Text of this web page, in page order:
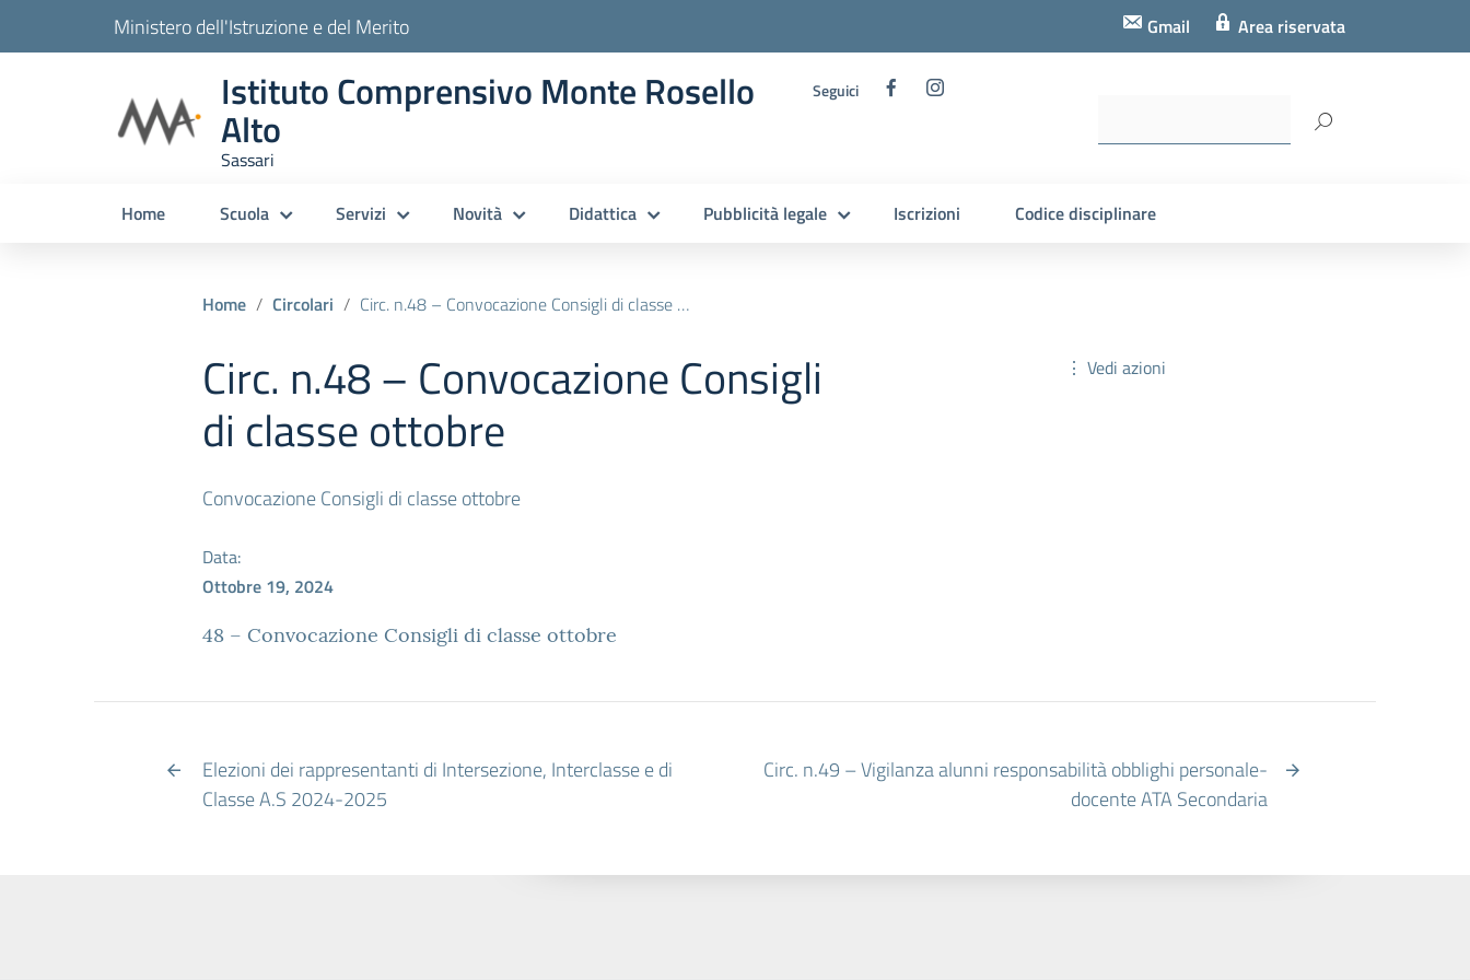
Ministero dell'Istruzione e del Merito Gmail Area riservata
Istituto Comprensivo Monte Rosello
Alto
Sassari
Seguici
Home Scuola Servizi Novità Didattica Pubblicità legale Iscrizioni Codice disciplinare
Home Circolari Circ. n.48 – Convocazione Consigli di classe ottobre
Circ. n.48 – Convocazione Consigli
di classe ottobre
Convocazione Consigli di classe ottobre
⋮ Vedi azioni
Data:
Ottobre 19, 2024
48 – Convocazione Consigli di classe ottobre
Elezioni dei rappresentanti di Intersezione, Interclasse e di
Classe A.S 2024-2025
Circ. n.49 – Vigilanza alunni responsabilità obblighi personale-
docente ATA Secondaria